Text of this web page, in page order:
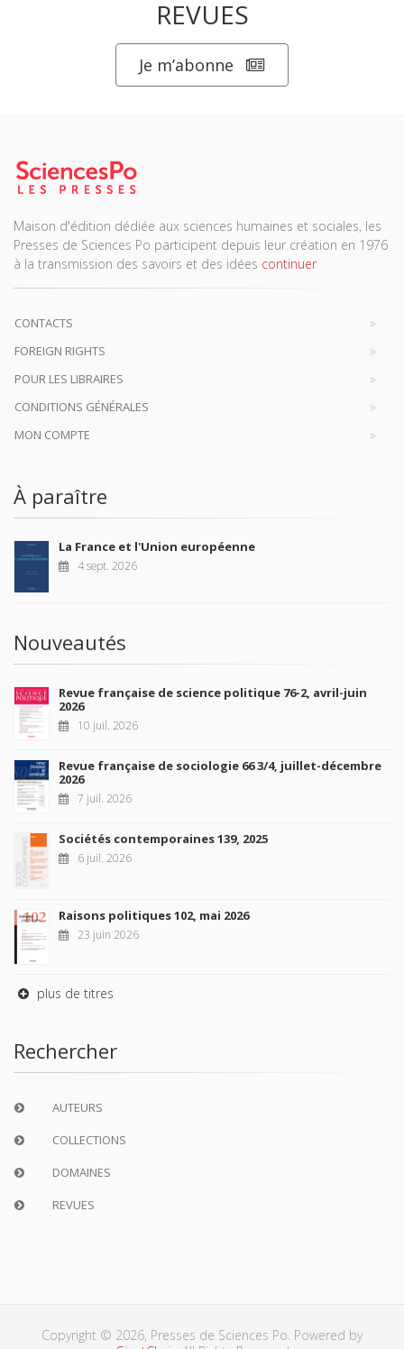
REVUES
Je m’abonne
Maison d'édition dédiée aux sciences humaines et sociales, les
Presses de Sciences Po participent depuis leur création en 1976
à la transmission des savoirs et des idées continuer
CONTACTS
FOREIGN RIGHTS
POUR LES LIBRAIRES
CONDITIONS GÉNÉRALES
MON COMPTE
À paraître
La France et l'Union européenne
4 sept. 2026
Nouveautés
Revue française de science politique 76-2, avril-juin
2026
10 juil. 2026
Revue française de sociologie 66 3/4, juillet-décembre
2026
7 juil. 2026
Sociétés contemporaines 139, 2025
6 juil. 2026
Raisons politiques 102, mai 2026
23 juin 2026
plus de titres
Rechercher
AUTEURS
COLLECTIONS
DOMAINES
REVUES
Copyright © 2026, Presses de Sciences Po. Powered by